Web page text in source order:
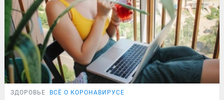
ЗДОРОВЬЕ ВСЁ О КОРОНАВИРУСЕ